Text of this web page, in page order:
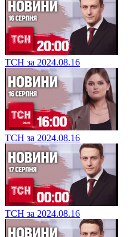
ТСН за 2024.08.16
ТСН за 2024.08.16
ТСН за 2024.08.16